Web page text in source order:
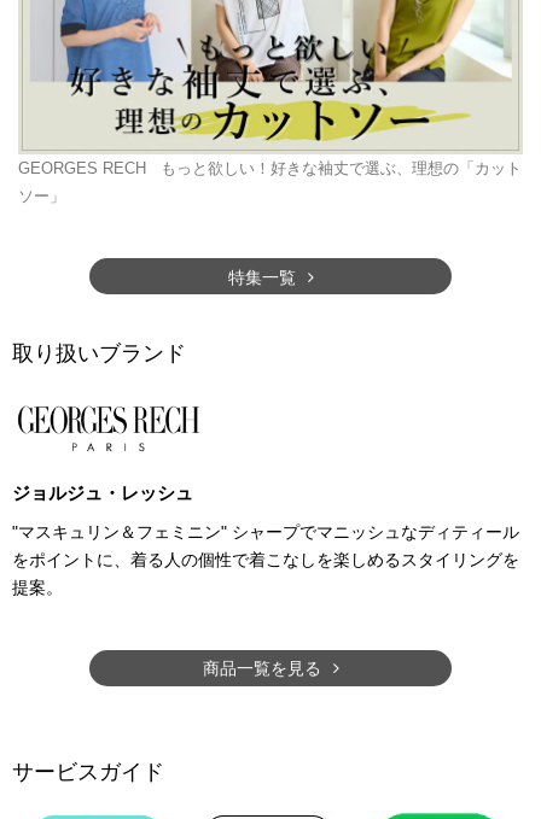
GEORGES RECH
もっと欲しい！好きな袖丈で選ぶ、理想の「カット
ソー」
特集一覧
取り扱いブランド
ジョルジュ・レッシュ
"マスキュリン＆フェミニン" シャープでマニッシュなディティール
をポイントに、着る人の個性で着こなしを楽しめるスタイリングを
提案。
商品一覧を見る
サービスガイド